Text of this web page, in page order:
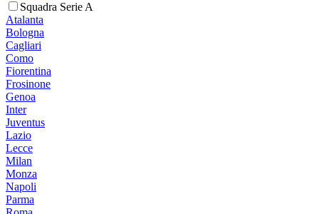
Squadra Serie A
Atalanta
Bologna
Cagliari
Como
Fiorentina
Frosinone
Genoa
Inter
Juventus
Lazio
Lecce
Milan
Monza
Napoli
Parma